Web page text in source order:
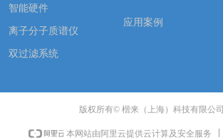
智能硬件
离子分子质谱仪
双过滤系统
应用案例
版权所有© 楷来（上海）科技有限公司
本网站由阿里云提供云计算及安全服务